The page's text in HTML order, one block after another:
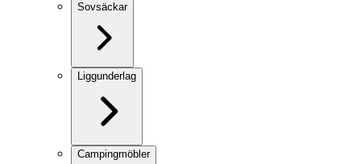
Sovsäckar
Liggunderlag
Campingmöbler